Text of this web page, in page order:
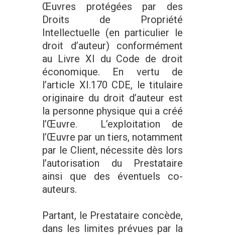
Œuvres protégées par des
Droits de Propriété
Intellectuelle (en particulier le
droit d’auteur) conformément
au Livre XI du Code de droit
économique. En vertu de
l’article XI.170 CDE, le titulaire
originaire du droit d’auteur est
la personne physique qui a créé
l’Œuvre. L’exploitation de
l’Œuvre par un tiers, notamment
par le Client, nécessite dès lors
l’autorisation du Prestataire
ainsi que des éventuels co-
auteurs.
Partant, le Prestataire concède,
dans les limites prévues par la